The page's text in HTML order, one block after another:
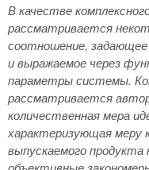
В качестве
рассматривается
соотношение, задающее
и выражаемое через
параметры системы.
рассматривается
количественная мера
характеризующая меру
выпускаемого